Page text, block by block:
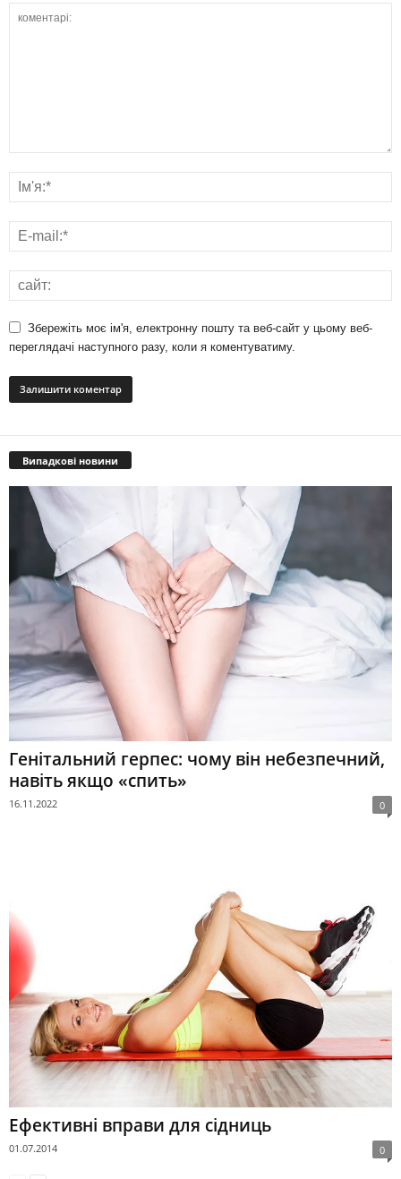
Збережіть моє ім'я, електронну пошту та веб-сайт у цьому веб-
переглядачі наступного разу, коли я коментуватиму.
Випадкові новини
Генітальний герпес: чому він небезпечний,
навіть якщо «спить»
16.11.2022 0
Ефективні вправи для сідниць
01.07.2014 0